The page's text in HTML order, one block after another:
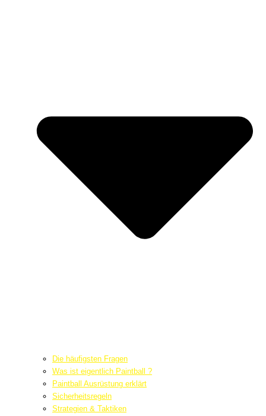
Die häufigsten Fragen
Was ist eigentlich Paintball ?
Paintball Ausrüstung erklärt
Sicherheitsregeln
Strategien & Taktiken